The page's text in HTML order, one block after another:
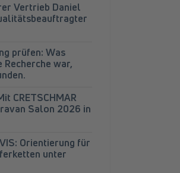
Vertrieb Daniel
prüfen: Was
war,
CRETSCHMAR
Salon 2026 in
Orientierung für
unter